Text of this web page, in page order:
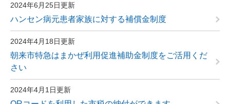
2024年6月25日更新
ハンセン病元患者家族に対する補償金制度
2024年4月18日更新
朝来市特急はまかぜ利用促進補助金制度をご活用くだ
さい
2024年4月1日更新